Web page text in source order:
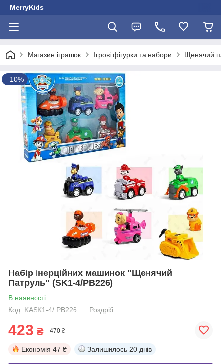
MerryKids
Магазин іграшок Ігрові фігурки та набори Щенячий
–10%
Набір інерційних машинок "Щенячий
Патруль" (SK1-4/PB226)
В наявності
Код: KASK1-4/ PB226
Роздріб
423 ₴ 470 ₴
Економія 47 ₴ Залишилось 20 днів